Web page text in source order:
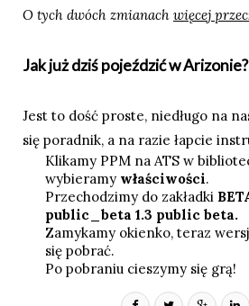
O tych dwóch zmianach więcej
Jak już dziś pojeździć w Arizonie?
Jest to dość proste, niedługo na
się poradnik, a na razie łapcie
Klikamy PPM na ATS w
wybieramy właściwości.
Przechodzimy do zakładki
public_beta 1.3 public beta.
Zamykamy okienko, teraz
się pobrać.
Po pobraniu cieszymy się grą!